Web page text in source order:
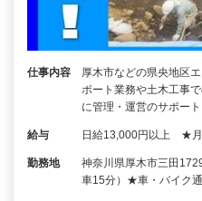
仕事内容
厚木市などの県央地区
ポート業務や土木工事
に管理・運営のサポー
給与 日給13,000円以上 ★月
勤務地
神奈川県厚木市三田
車15分）★車・バイク